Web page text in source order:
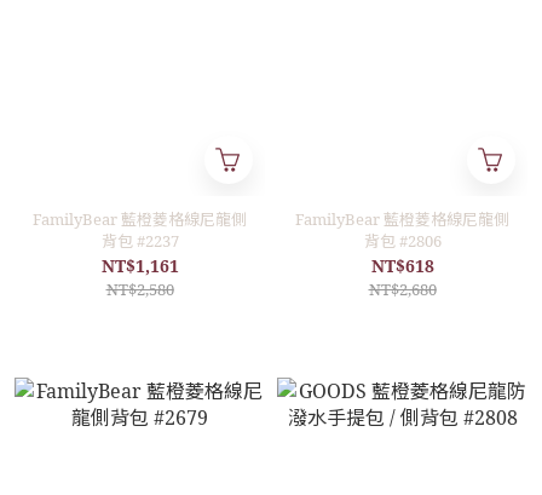
FamilyBear 藍橙菱格線尼龍側
背包 #2237
NT$1,161
NT$2,580
FamilyBear 藍橙菱格線尼龍側
背包 #2806
NT$618
NT$2,680